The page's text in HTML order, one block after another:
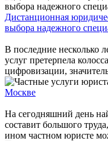
Дистанционная
выбора надежного
В последние несколько
услуг претерпела
цифровизации,
Москве
На сегодняшний день
составит большого
ином частном юристе